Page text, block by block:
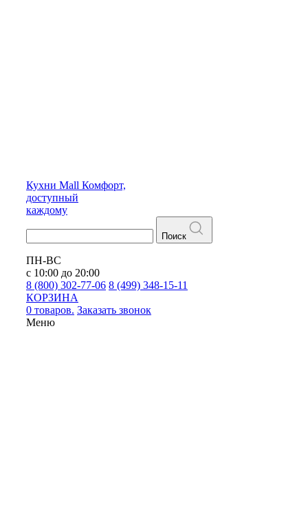
Кухни Mall Комфорт,
доступный
каждому
Поиск
ПН-ВС
с 10:00 до 20:00
8 (800) 302-77-06 8 (499) 348-15-11
КОРЗИНА
0 товаров. Заказать звонок
Меню